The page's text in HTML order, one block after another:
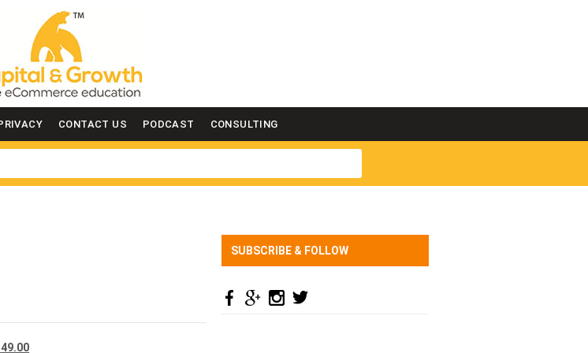
CONTACT US PODCAST CONSULTING
49.00Current
SUBSCRIBE & FOLLOW